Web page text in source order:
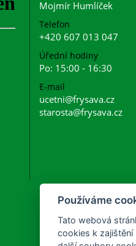
Mojmír Humlíček
Telefon
+420 607 013 047
Úřední hodiny
Po: 15:00 - 16:30
E-mail
ucetni@frysava.cz
starosta@frysava.cz
Používáme
Tato webová
cookies k zajištění